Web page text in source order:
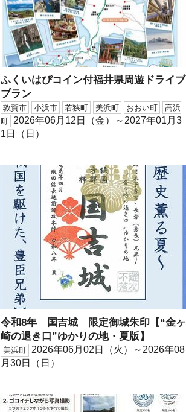
ふくいはぴコイン付福井県周遊ドライブ
プラン
敦賀市 小浜市 若狭町 美浜町 おおい町
高浜
町 2026年06月12日（金）～2027年01月3
1日（日）
令和8年 国吉城 限定御城朱印【“金ヶ
崎の退き口”ゆかりの地・夏版】
美浜町 2026年06月02日（火）～2026年08
月30日（日）